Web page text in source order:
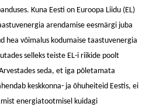
Kuna Eesti on Euroopa Liidu (EL)
arendamise eesmärgi juba
hea võimalus kodumaise taastuvenergia
selleks teiste EL-i riikide poolt
seda, et iga põletamata
keskkonna- ja õhuheiteid Eestis, ei
energiatootmisel kuidagi